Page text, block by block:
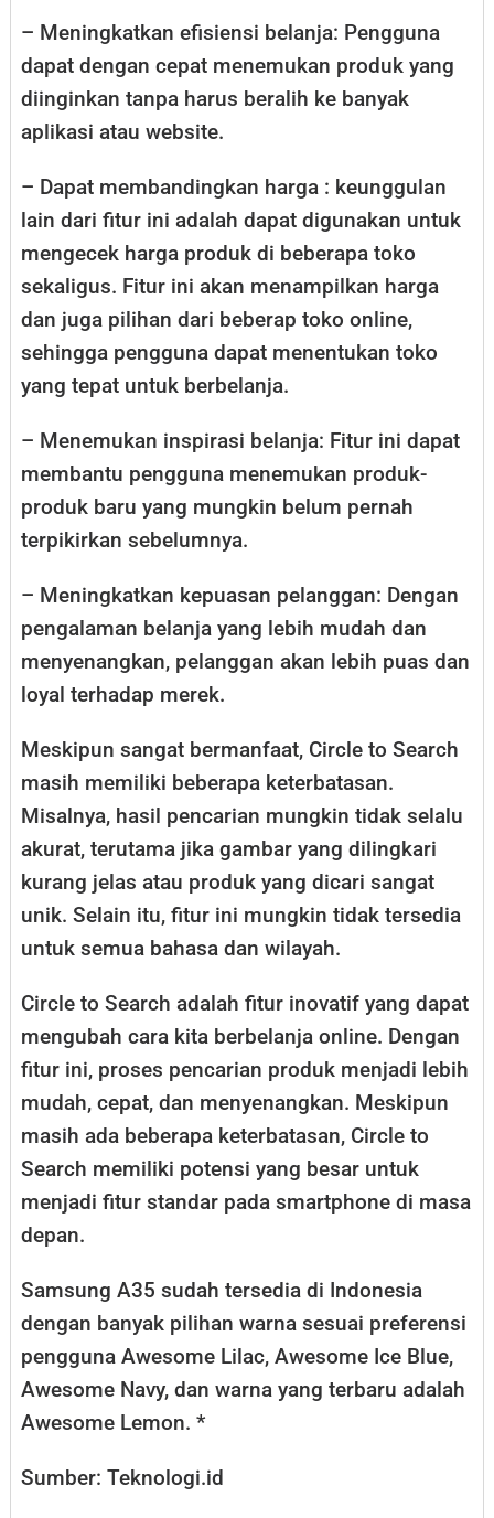
– Meningkatkan efisiensi belanja: Pengguna
dapat dengan cepat menemukan produk yang
diinginkan tanpa harus beralih ke banyak
aplikasi atau website.
– Dapat membandingkan harga : keunggulan
lain dari fitur ini adalah dapat digunakan untuk
mengecek harga produk di beberapa toko
sekaligus. Fitur ini akan menampilkan harga
dan juga pilihan dari beberap toko online,
sehingga pengguna dapat menentukan toko
yang tepat untuk berbelanja.
– Menemukan inspirasi belanja: Fitur ini dapat
membantu pengguna menemukan produk-
produk baru yang mungkin belum pernah
terpikirkan sebelumnya.
– Meningkatkan kepuasan pelanggan: Dengan
pengalaman belanja yang lebih mudah dan
menyenangkan, pelanggan akan lebih puas dan
loyal terhadap merek.
Meskipun sangat bermanfaat, Circle to Search
masih memiliki beberapa keterbatasan.
Misalnya, hasil pencarian mungkin tidak selalu
akurat, terutama jika gambar yang dilingkari
kurang jelas atau produk yang dicari sangat
unik. Selain itu, fitur ini mungkin tidak tersedia
untuk semua bahasa dan wilayah.
Circle to Search adalah fitur inovatif yang dapat
mengubah cara kita berbelanja online. Dengan
fitur ini, proses pencarian produk menjadi lebih
mudah, cepat, dan menyenangkan. Meskipun
masih ada beberapa keterbatasan, Circle to
Search memiliki potensi yang besar untuk
menjadi fitur standar pada smartphone di masa
depan.
Samsung A35 sudah tersedia di Indonesia
dengan banyak pilihan warna sesuai preferensi
pengguna Awesome Lilac, Awesome Ice Blue,
Awesome Navy, dan warna yang terbaru adalah
Awesome Lemon. *
Sumber: Teknologi.id